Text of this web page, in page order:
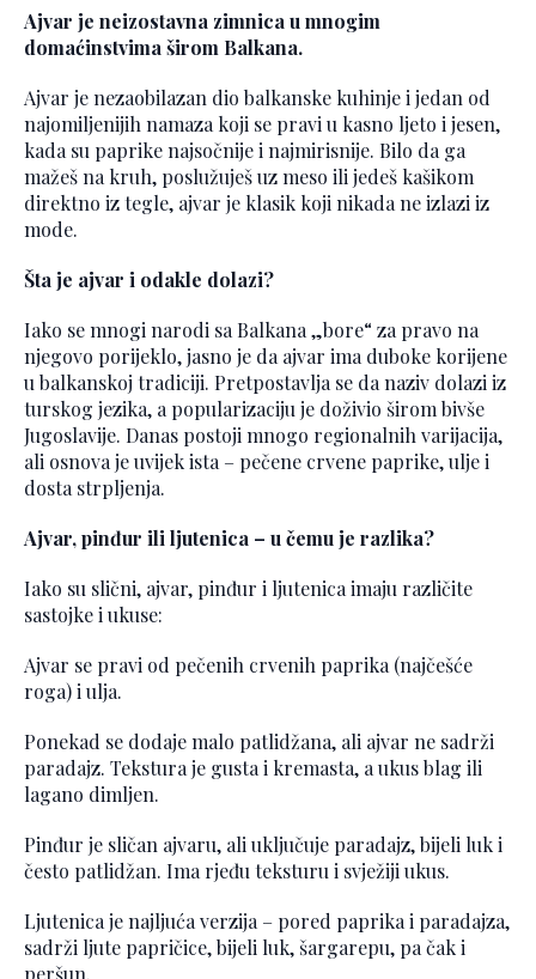
Ajvar je neizostavna zimnica u mnogim
domaćinstvima širom Balkana.
Ajvar je nezaobilazan dio balkanske kuhinje i jedan od
najomiljenijih namaza koji se pravi u kasno ljeto i jesen,
kada su paprike najsočnije i najmirisnije. Bilo da ga
mažeš na kruh, poslužuješ uz meso ili jedeš kašikom
direktno iz tegle, ajvar je klasik koji nikada ne izlazi iz
mode.
Šta je ajvar i odakle dolazi?
Iako se mnogi narodi sa Balkana „bore“ za pravo na
njegovo porijeklo, jasno je da ajvar ima duboke korijene
u balkanskoj tradiciji. Pretpostavlja se da naziv dolazi iz
turskog jezika, a popularizaciju je doživio širom bivše
Jugoslavije. Danas postoji mnogo regionalnih varijacija,
ali osnova je uvijek ista – pečene crvene paprike, ulje i
dosta strpljenja.
Ajvar, pinđur ili ljutenica – u čemu je razlika?
Iako su slični, ajvar, pinđur i ljutenica imaju različite
sastojke i ukuse:
Ajvar se pravi od pečenih crvenih paprika (najčešće
roga) i ulja.
Ponekad se dodaje malo patlidžana, ali ajvar ne sadrži
paradajz. Tekstura je gusta i kremasta, a ukus blag ili
lagano dimljen.
Pinđur je sličan ajvaru, ali uključuje paradajz, bijeli luk i
često patlidžan. Ima rjeđu teksturu i svježiji ukus.
Ljutenica je najljuća verzija – pored paprika i paradajza,
sadrži ljute papričice, bijeli luk, šargarepu, pa čak i